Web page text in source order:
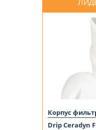
Корпус
Drip Ceradyn